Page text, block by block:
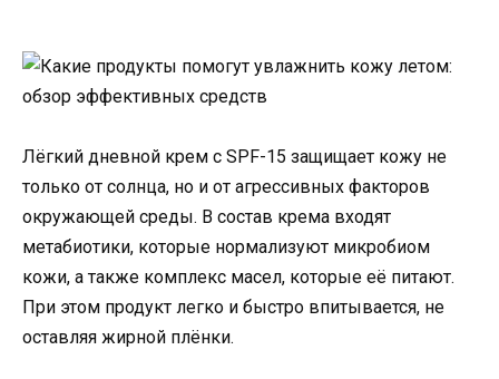
Лёгкий дневной крем с SPF-15 защищает кожу не
только от солнца, но и от агрессивных факторов
окружающей среды. В состав крема входят
метабиотики, которые нормализуют микробиом
кожи, а также комплекс масел, которые её питают.
При этом продукт легко и быстро впитывается, не
оставляя жирной плёнки.